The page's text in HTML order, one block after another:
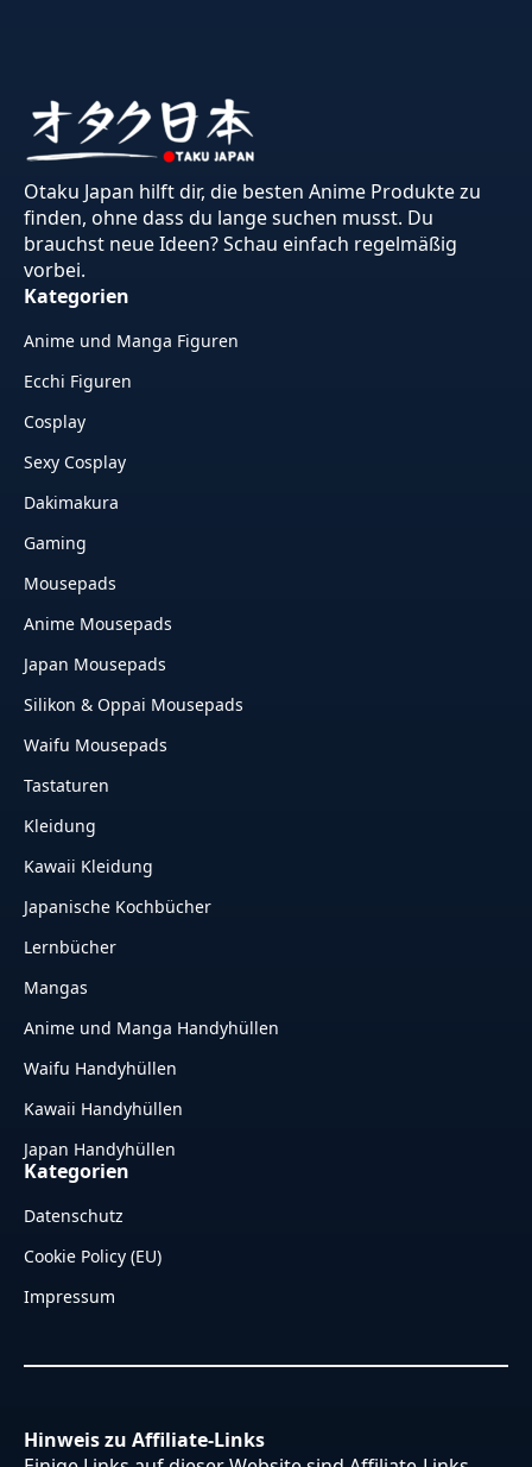
Otaku Japan hilft dir, die besten Anime Produkte zu
finden, ohne dass du lange suchen musst. Du
brauchst neue Ideen? Schau einfach regelmäßig
vorbei.
Kategorien
Anime und Manga Figuren
Ecchi Figuren
Cosplay
Sexy Cosplay
Dakimakura
Gaming
Mousepads
Anime Mousepads
Japan Mousepads
Silikon & Oppai Mousepads
Waifu Mousepads
Tastaturen
Kleidung
Kawaii Kleidung
Japanische Kochbücher
Lernbücher
Mangas
Anime und Manga Handyhüllen
Waifu Handyhüllen
Kawaii Handyhüllen
Japan Handyhüllen
Kategorien
Datenschutz
Cookie Policy (EU)
Impressum
Hinweis zu Affiliate-Links